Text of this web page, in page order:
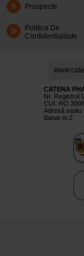
Prospecte
Politica De
Confidentialitate
CATENA
Nr. Registrul
CUI: RO
Adresă sediu
Banat nr.2